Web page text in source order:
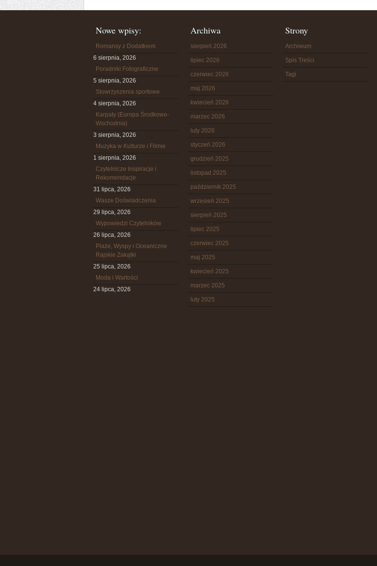
Nowe wpisy:
Romansy z Dodatkiem
6 sierpnia, 2026
Poradniki Fotograficzne
5 sierpnia, 2026
Stowrzyszenia sportowe
4 sierpnia, 2026
Karpaty (Europa Środkowo-
Wschodnia)
3 sierpnia, 2026
Muzyka w Kulturze i Filmie
1 sierpnia, 2026
Czytelnicze Inspiracje i
Rekomendacje
31 lipca, 2026
Wasze Doświadczenia
29 lipca, 2026
Wypowiedzi Czytelników
26 lipca, 2026
Plaże, Wyspy i Oceaniczne
Rajskie Zakątki
25 lipca, 2026
Moda i Wartości
24 lipca, 2026
Archiwa
sierpień 2026
lipiec 2026
czerwiec 2026
maj 2026
kwiecień 2026
marzec 2026
luty 2026
styczeń 2026
grudzień 2025
listopad 2025
październik 2025
wrzesień 2025
sierpień 2025
lipiec 2025
czerwiec 2025
maj 2025
kwiecień 2025
marzec 2025
luty 2025
Strony
Archiwum
Spis Treści
Tagi